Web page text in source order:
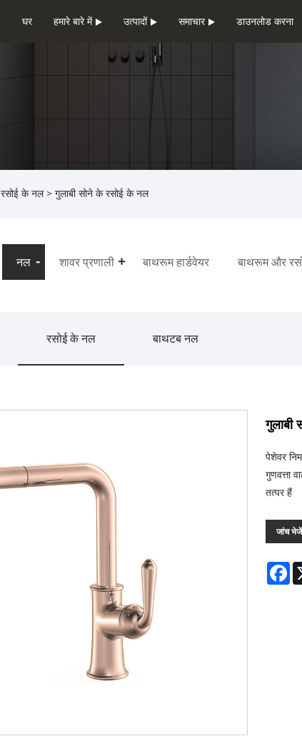
घर हमारे बारे में उत्पादों समाचार डाउनलोड करना
रसोई के नल> गुलाबी सोने के रसोई के नल
नल शावर प्रणाली बाथरूम हार्डवेयर बाथरूम और
रसोई के नल बाथटब नल
गुलाबी
पेशेवर
गुणवत्ता
तत्पर हैं
जांच भेजें